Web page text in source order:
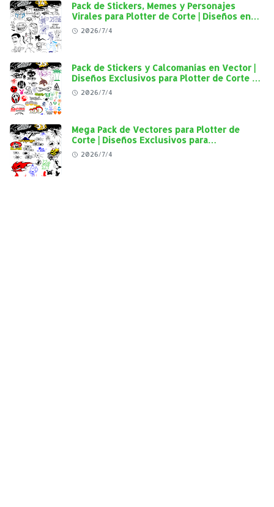
Pack de Stickers, Memes y Personajes
Virales para Plotter de Corte | Diseños en
Alta Calidad
2026/7/4
Pack de Stickers y Calcomanías en Vector |
Diseños Exclusivos para Plotter de Corte y
Personalización Automotriz
2026/7/4
Mega Pack de Vectores para Plotter de
Corte | Diseños Exclusivos para
Personalización Automotriz
2026/7/4